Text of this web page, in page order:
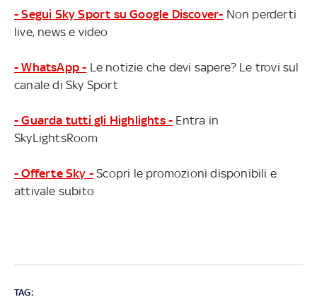
- Segui Sky Sport su Google Discover- Non perderti
live, news e video
- WhatsApp - Le notizie che devi sapere? Le trovi sul
canale di Sky Sport
- Guarda tutti gli Highlights - Entra in
SkyLightsRoom
- Offerte Sky - Scopri le promozioni disponibili e
attivale subito
TAG: